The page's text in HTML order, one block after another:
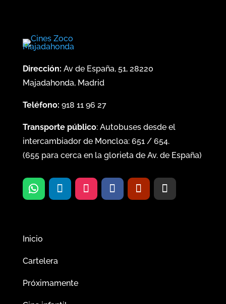
Dirección: Av de España, 51, 28220
Majadahonda, Madrid
Teléfono: 918 11 96 27
Transporte público: Autobuses desde el
intercambiador de Moncloa: 651/ 654.
(655para cerca en la glorieta de Av. de España)
Inicio
Cartelera
Próximamente